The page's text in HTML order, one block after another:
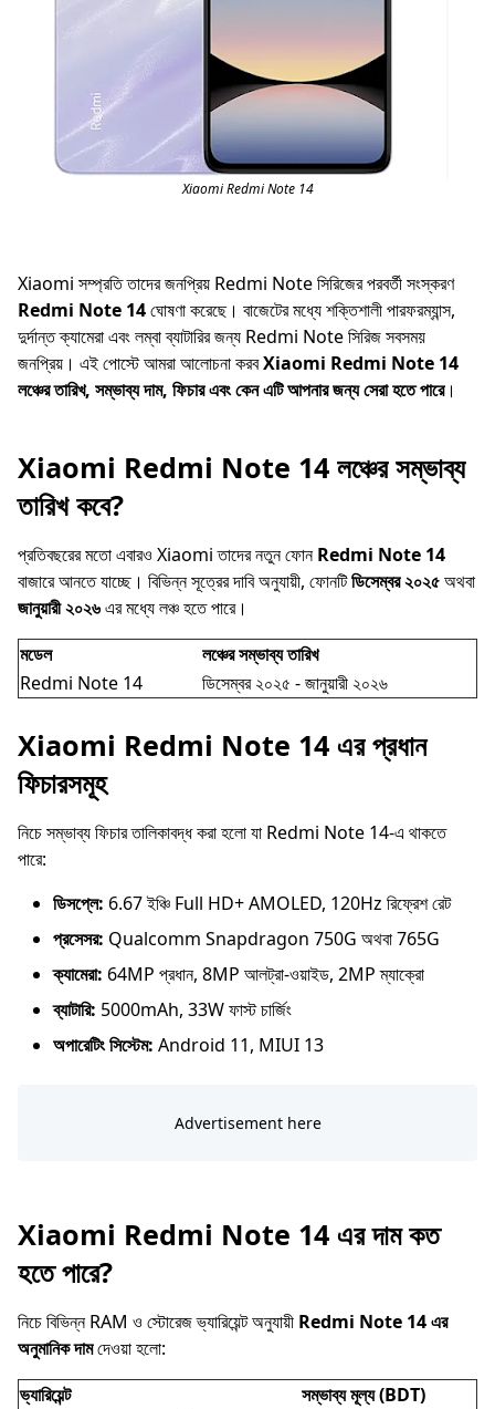
Xiaomi Redmi Note 14
Xiaomi সম্প্রতি তাদের জনপ্রিয় Redmi Note সিরিজের পরবর্তী সংস্করণ
Redmi Note 14ঘোষণা করেছে। বাজেটের মধ্যে শক্তিশালী পারফরম্যান্স,
দুর্দান্ত ক্যামেরা এবং লম্বা ব্যাটারির জন্য Redmi Note সিরিজ সবসময়
জনপ্রিয়। এই পোস্টে আমরা আলোচনা করবXiaomi Redmi Note 14
লঞ্চের তারিখ, সম্ভাব্য দাম, ফিচার এবং কেন এটি আপনার জন্য সেরা হতে পারে।
Xiaomi Redmi Note 14 লঞ্চের সম্ভাব্য
তারিখ কবে?
প্রতিবছরের মতো এবারও Xiaomi তাদের নতুন ফোনRedmi Note 14
বাজারে আনতে যাচ্ছে। বিভিন্ন সূত্রের দাবি অনুযায়ী, ফোনটিডিসেম্বর ২০২৫অথবা
জানুয়ারী ২০২৬এর মধ্যে লঞ্চ হতে পারে।
মডেল
লঞ্চের সম্ভাব্য তারিখ
Redmi Note 14
ডিসেম্বর ২০২৫ - জানুয়ারী ২০২৬
Xiaomi Redmi Note 14 এর প্রধান
ফিচারসমূহ
নিচে সম্ভাব্য ফিচার তালিকাবদ্ধ করা হলো যা Redmi Note 14-এ থাকতে
পারে:
ডিসপ্লে: 6.67 ইঞ্চি Full HD+ AMOLED, 120Hz রিফ্রেশ রেট
প্রসেসর: Qualcomm Snapdragon 750G অথবা 765G
ক্যামেরা: 64MP প্রধান, 8MP আলট্রা-ওয়াইড, 2MP ম্যাক্রো
ব্যাটারি: 5000mAh, 33W ফাস্ট চার্জিং
অপারেটিং সিস্টেম: Android 11, MIUI 13
Xiaomi Redmi Note 14 এর দাম কত
হতে পারে?
নিচে বিভিন্ন RAM ও স্টোরেজ ভ্যারিয়েন্ট অনুযায়ী Redmi Note 14 এর
অনুমানিক দামদেওয়া হলো:
ভ্যারিয়েন্ট
সম্ভাব্য মূল্য (BDT)